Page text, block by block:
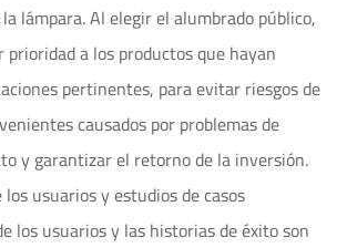
lámpara. Al elegir el alumbrado público,
prioridad a los productos que hayan
pertinentes, para evitar riesgos de
causados ​​por problemas de
y garantizar el retorno de la inversión.
usuarios y estudios de casos
los usuarios y las historias de éxito son